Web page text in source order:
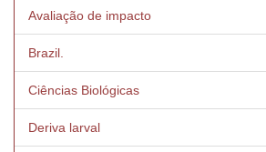
Avaliação de impacto
Brazil.
Ciências Biológicas
Deriva larval